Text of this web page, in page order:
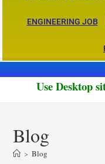
ENGINEERING JOB
Use Desktop
Blog
> Blog